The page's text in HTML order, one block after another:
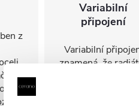
z
a
Variabilní
připojení
Variabilní
znamená, že